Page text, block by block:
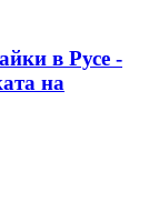
в Русе -
на